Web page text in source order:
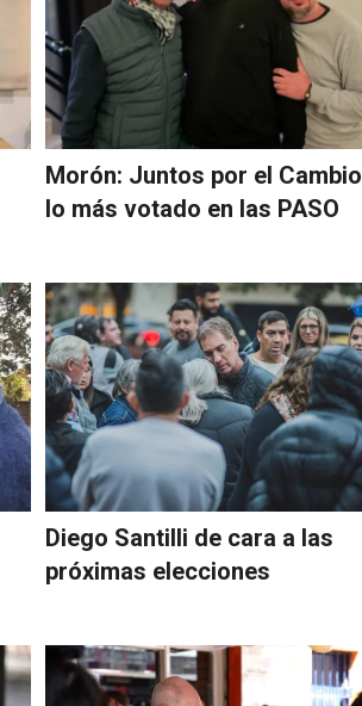
Morón: Juntos por el Cambio
lo más votado en las PASO
Diego Santilli de cara a las
próximas elecciones